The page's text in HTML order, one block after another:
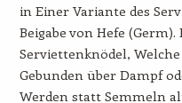
in Einer Variante des
Beigabe von Hefe
Serviettenknödel,
Gebunden über Dampf
Werden statt Semmeln